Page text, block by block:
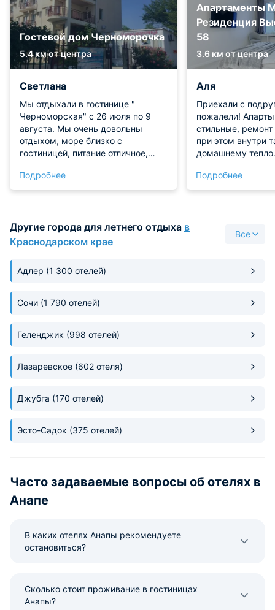
Гостевой дом Черноморочка
5.4 км от центра
Светлана
Мы отдыхали в гостинице "
Черноморская" с 26 июля по 9
августа. Мы очень довольны
отдыхом, море близко с
гостиницей, питание отличное,
домашнему, чистота в номерах,
убирали каждый день, полотенца
отзывчивый. Мы очень довольны,
что приехали в " Черноморскую".
Подробнее
Апартаменты
Резиденция
58
3.6 км от центра
Аля
Приехали с
пожалели!
стильные, ремонт
при этом внутри
домашнему
холодильник и
Вайфай шустрый,
Подробнее
Другие города для летнего отдыха в
Краснодарском крае
Все
Адлер (1 300 отелей)
Сочи (1 790 отелей)
Геленджик (998 отелей)
Лазаревское (602 отеля)
Джубга (170 отелей)
Эсто-Садок (375 отелей)
Часто задаваемые вопросы об отелях в
Анапе
В каких отелях Анапы рекомендуете
остановиться?
Сколько стоит проживание в гостиницах
Анапы?